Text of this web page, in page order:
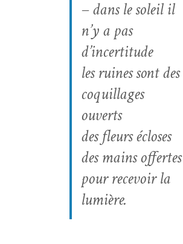
– dans le soleil il
n’y a pas
d’incertitude
les ruines sont des
coquillages
ouverts
des fleurs écloses
des mains offertes
pour recevoir la
lumière.